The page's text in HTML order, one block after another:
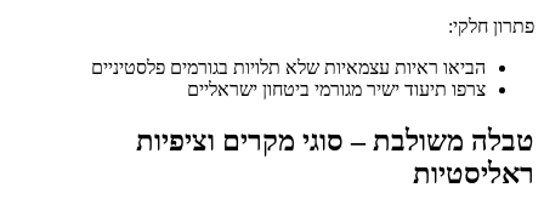
פתרון חלקי:
הביאו ראיות עצמאיות שלא תלויות בגורמים פלסטיניים
צרפו תיעוד ישיר מגורמי ביטחון ישראליים
טבלה משולבת – סוגי מקרים וציפיות
ראליסטיות